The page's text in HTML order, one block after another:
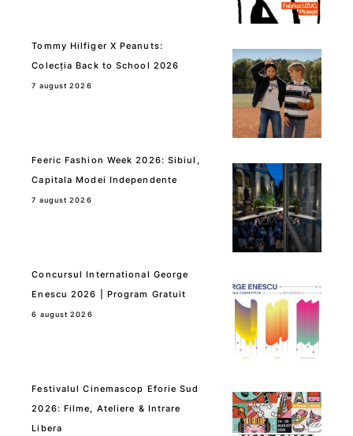
Tommy Hilfiger X Peanuts:
Colecția Back to School 2026
7 august 2026
Feeric Fashion Week 2026: Sibiul,
Capitala Modei Independente
7 august 2026
Concursul International George
Enescu 2026 | Program Gratuit
6 august 2026
Festivalul Cinemascop Eforie Sud
2026: Filme, Ateliere & Intrare
Libera